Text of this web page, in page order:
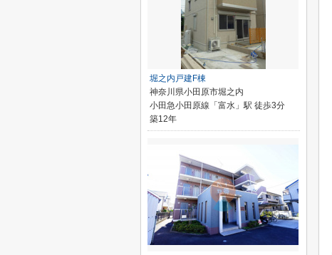
堀之内戸建F棟
神奈川県小田原市堀之内
小田急小田原線「富水」駅 徒歩3分
築12年